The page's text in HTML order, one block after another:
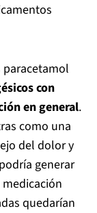
con
en general.
como una
del dolor y
generar
quedarían